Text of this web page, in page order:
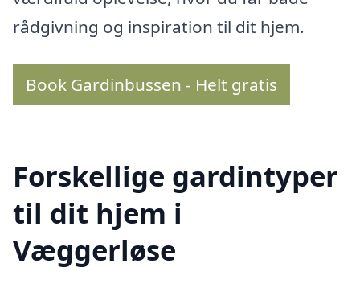
rådgivning og inspiration til dit hjem.
Book Gardinbussen - Helt gratis
Forskellige gardintyper
til dit hjem i
Væggerløse